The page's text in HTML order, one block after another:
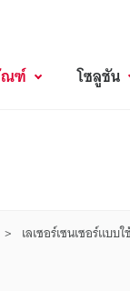
ณฑ์ โซลูชัน
เลเซอร์เซนเซอร์แบบ